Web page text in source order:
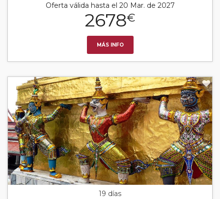
Oferta válida hasta el 20 Mar. de 2027
2678€
MÁS INFO
19 días